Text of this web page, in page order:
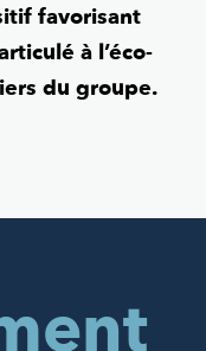
favorisant
à l’éco-
du groupe.